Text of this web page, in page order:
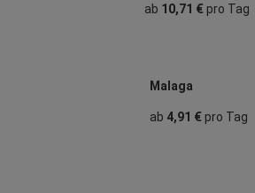
ab 10,71 € pro Tag
Malaga
ab 4,91 €pro Tag